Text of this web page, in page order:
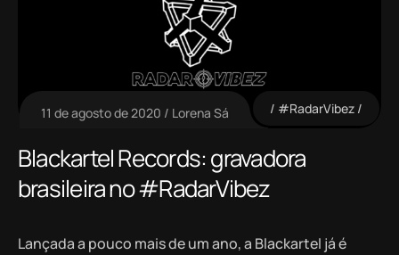
11 de agosto de 2020 Lorena Sá #RadarVibez
Blackartel Records: gravadora
brasileira no #RadarVibez
Lançada a pouco mais de um ano, a Blackartel já é